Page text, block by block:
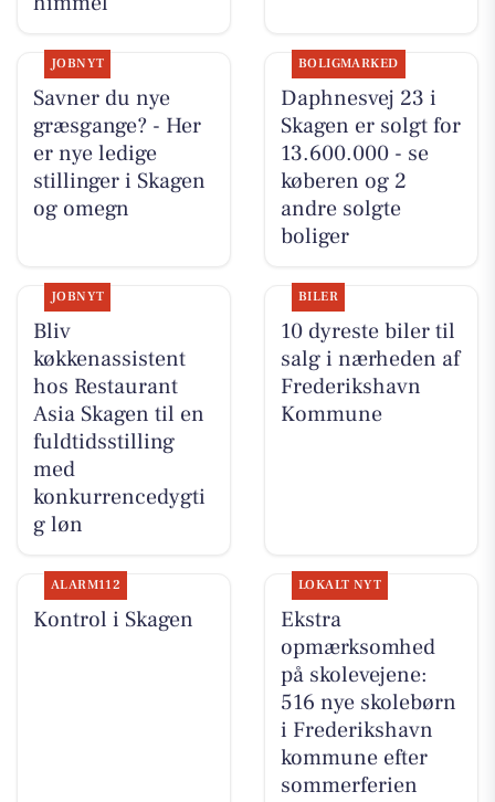
JOBNYT
Savner du nye
græsgange? - Her
er nye ledige
stillinger i Skagen
og omegn
BOLIGMARKED
Daphnesvej 23 i
Skagen er solgt for
13.600.000 - se
køberen og 2
andre solgte
boliger
JOBNYT
Bliv
køkkenassistent
hos Restaurant
Asia Skagen til en
fuldtidsstilling
med
konkurrencedygti
g løn
BILER
10 dyreste biler til
salg i nærheden af
Frederikshavn
Kommune
ALARM112
Kontrol i Skagen
LOKALT NYT
Ekstra
opmærksomhed
på skolevejene:
516 nye skolebørn
i Frederikshavn
kommune efter
sommerferien